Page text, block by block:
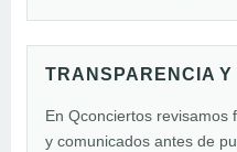
TRANSPARENCIA
En Qconciertos revisamos
y comunicados antes de